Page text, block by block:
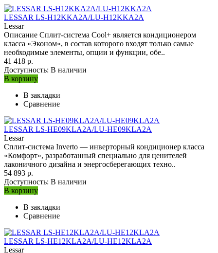
LESSAR LS-H12KKA2A/LU-H12KKA2A
Lessar
Описание Сплит-система Cool+ является кондиционером
класса «Эконом», в состав которого входят только самые
необходимые элементы, опции и функции, обе..
41 418 р.
Доступность: В наличии
В корзину
В закладки
Сравнение
LESSAR LS-HE09KLA2A/LU-HE09KLA2A
Lessar
Сплит-система Inverto — инверторный кондиционер класса
«Комфорт», разработанный специально для ценителей
лаконичного дизайна и энергосберегающих техно..
54 893 р.
Доступность: В наличии
В корзину
В закладки
Сравнение
LESSAR LS-HE12KLA2A/LU-HE12KLA2A
Lessar